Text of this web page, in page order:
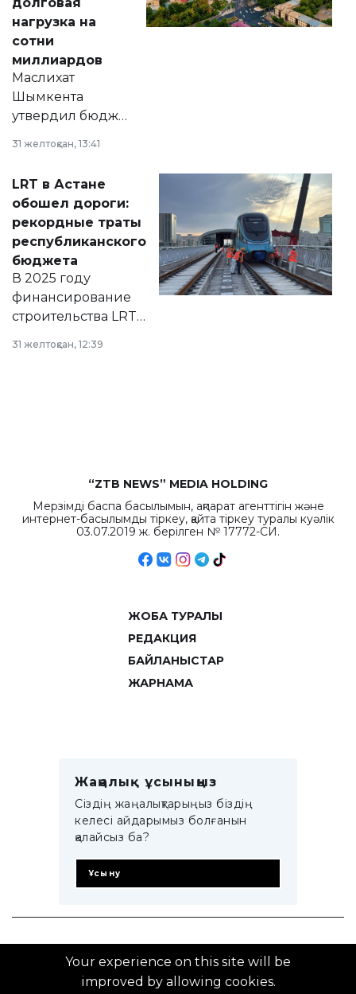
нагрузка на
сотни
миллиардов
Маслихат
Шымкента
утвердил бюджет
2028 годы.
документ
появился в базе
нормативных
правовых актов и
на сайте маслихат
города.
31 желтоқсан, 13:41
LRT в Астане
обошел дороги:
рекордные траты
республиканского
бюджета
В 2025 году
финансирование
строительства LRT
республиканского
31 желтоқсан, 12:39
“ZTB NEWS” MEDIA HOLDING
Мерзімді баспа басылымын, ақпарат агенттігін және
интернет-басылымды тіркеу, қайта тіркеу туралы куәлік
03.07.2019 ж. берілген № 17772-СИ.
ЖОБА ТУРАЛЫ
РЕДАКЦИЯ
БАЙЛАНЫСТАР
ЖАРНАМА
Жаңалық ұсыныңыз
Сіздің жаңалықтарыңыз біздің
келесі айдарымыз болғанын
қалайсыз ба?
Ұсыну
© 2014–2025 ZTB.KZ
Your experience on this site will be
improved by allowing cookies.